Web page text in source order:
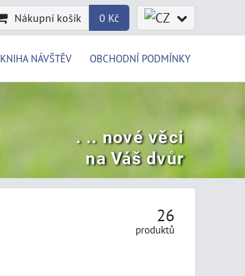
Nákupní košík 0 Kč
KNIHA NÁVŠTĚV OBCHODNÍ PODMÍNKY
. .. nové věci
na Váš dvůr
26
produktů